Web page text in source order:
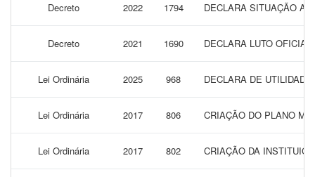
Decreto 2022 1794 DECLARA SITUAÇÃO
Decreto 2021 1690 DECLARA LUTO
Lei Ordinária 2025 968 DECLARA DE
Lei Ordinária 2017 806 CRIAÇÃO DO PLANO
Lei Ordinária 2017 802 CRIAÇÃO DA